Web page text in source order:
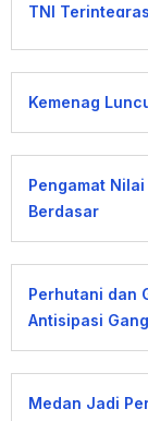
TNI
Kemenag
Pengamat
Berdasar
Perhutani dan
Antisipasi
Medan Jadi